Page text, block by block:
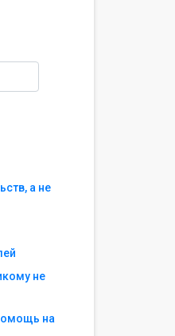
а не
не
на